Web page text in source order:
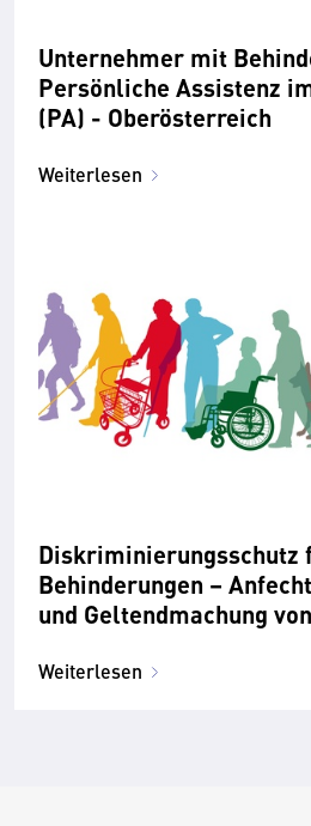
Unternehmer mit
Persönliche Assistenz
(PA) - Oberösterreich
Weiterlesen
Diskriminierungsschutz
Behinderungen –
und Geltendmachung
Weiterlesen